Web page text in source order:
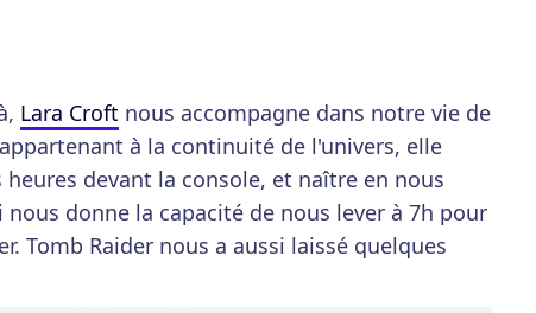
Lara Croft nous accompagne dans notre vie de
à la continuité de l'univers, elle
heures devant la console, et naître en nous
nous donne la capacité de nous lever à 7h pour
Tomb Raider nous a aussi laissé quelques